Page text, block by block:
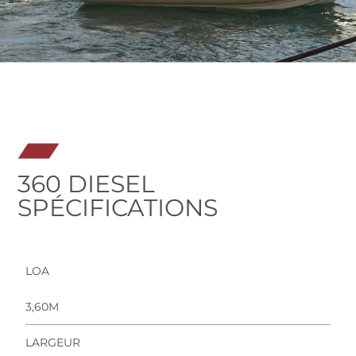
360 DIESEL
SPÉCIFICATIONS
LOA
3,60M
LARGEUR